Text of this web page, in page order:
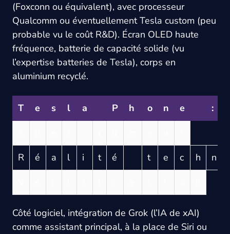
(Foxconn ou équivalent), avec processeur
Qualcomm ou éventuellement Tesla custom (peu
probable vu le coût R&D). Écran OLED haute
fréquence, batterie de capacité solide (vu
l’expertise batteries de Tesla), corps en
aluminium recyclé.
T e s l a P h o n e
:
R
é a l i t é t e c h n
Côté logiciel, intégration de Grok (l’IA de xAI)
comme assistant principal, à la place de Siri ou